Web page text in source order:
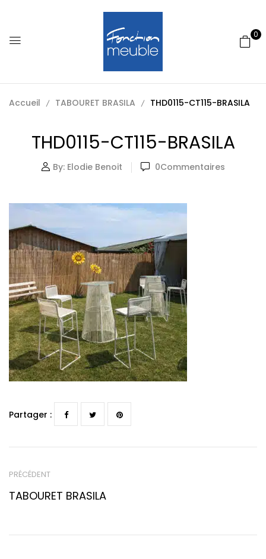
0
Accueil TABOURET BRASILA THD0115-CT115-BRASILA
THD0115-CT115-BRASILA
By: Elodie Benoit 0Commentaires
Partager :
PRÉCÉDENT
TABOURET BRASILA